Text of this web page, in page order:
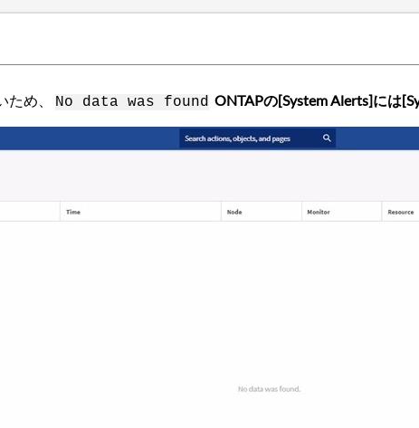
ため、 No data was found ONTAPの[System Alerts]には